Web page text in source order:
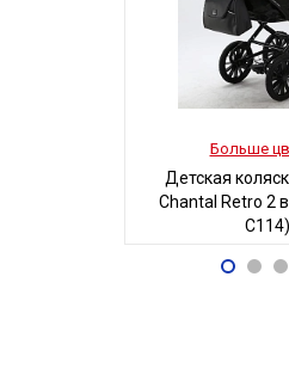
Больше
Детская
Chantal Retro 2
C114)
68 700